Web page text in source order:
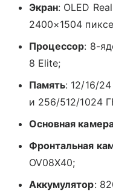
Экран: OLED
2400×1504
Процессор: 8-
8 Elite;
Память: 12/16/
и 256/512/1024
Основная
Фронтальная
OV08X40;
Аккумулятор: